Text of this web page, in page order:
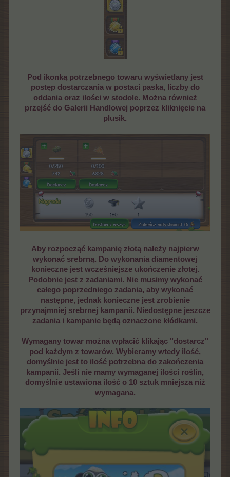
Pod ikonką potrzebnego towaru wyświetlany jest
postęp dostarczania w postaci paska, liczby do
oddania oraz ilości w stodole. Można również
przejść do Galerii Handlowej poprzez kliknięcie na
plusik.
Aby rozpocząć kampanię złotą należy najpierw
wykonać srebrną. Do wykonania diamentowej
konieczne jest wcześniejsze ukończenie złotej.
Podobnie jest z zadaniami. Nie musimy wykonać
całego poprzedniego zadania, aby wykonać
następne, jednak konieczne jest zrobienie
przynajmniej srebrnej kampanii. Niedostępne jeszcze
zadania i kampanie będą oznaczone kłódkami.
Wymagany towar można wpłacić klikając "dostarcz"
pod każdym z towarów. Wybieramy wtedy ilość,
domyślnie jest to ilość potrzebna do zakończenia
kampanii. Jeśli nie mamy wymaganej ilości roślin,
domyślnie ustawiona ilość o 10 sztuk mniejsza niż
wymagana.